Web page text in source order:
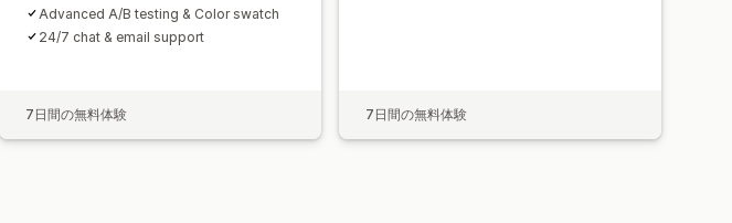
Advanced A/B testing & Color swatch
24/7 chat & email support
7日間の無料体験 7日間の無料体験